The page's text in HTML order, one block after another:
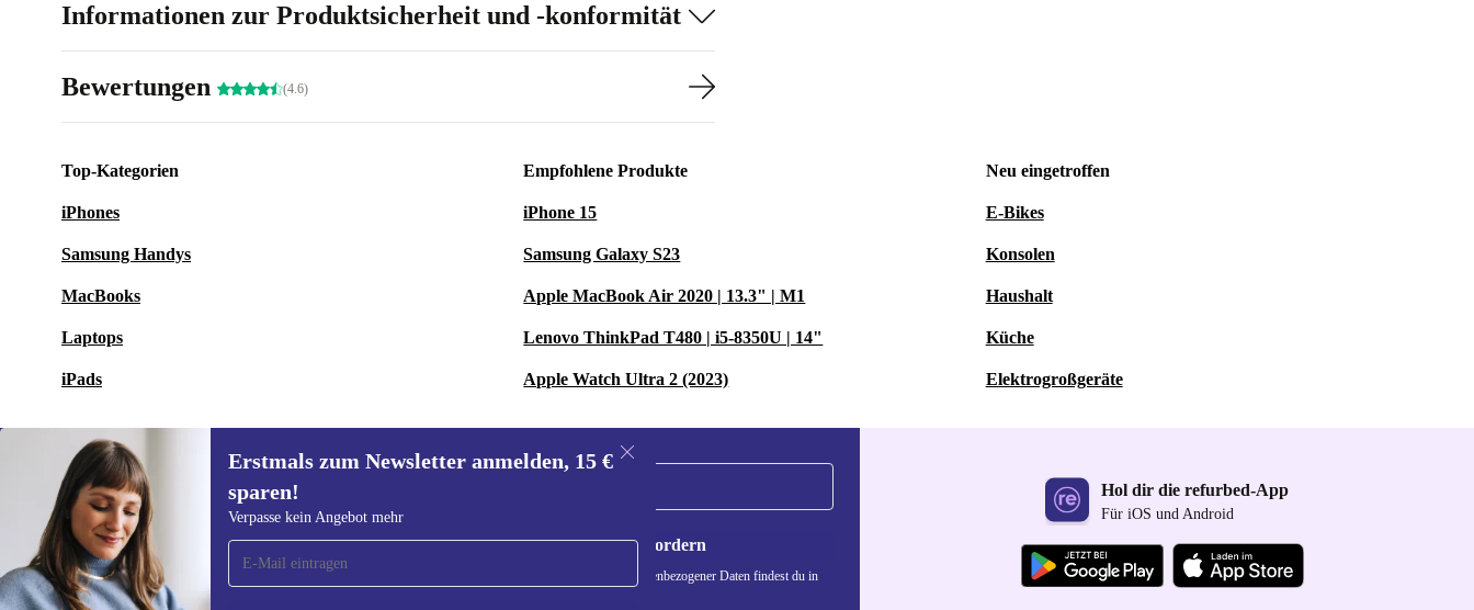
Informationen zur Produktsicherheit und -konformität
Bewertungen (4.6)
Top-Kategorien
iPhones
Samsung Handys
MacBooks
Laptops
iPads
Empfohlene Produkte
iPhone 15
Samsung Galaxy S23
Apple MacBook Air 2020 | 13.3" | M1
Lenovo ThinkPad T480 | i5-8350U | 14"
Apple Watch Ultra 2 (2023)
Neu eingetroffen
E-Bikes
Konsolen
Haushalt
Küche
Elektrogroßgeräte
Erstmals zum Newsletter anmelden, 15 €
sparen!
Verpasse kein Angebot mehr
Erstmals zum Newsletter
anmelden, 15 € sparen!
Verpasse kein Angebot mehr.
Gutschein anfordern
Informationen über die Verwendung personenbezogener Daten findest du in
Hol dir die refurbed-App
Für iOS und Android